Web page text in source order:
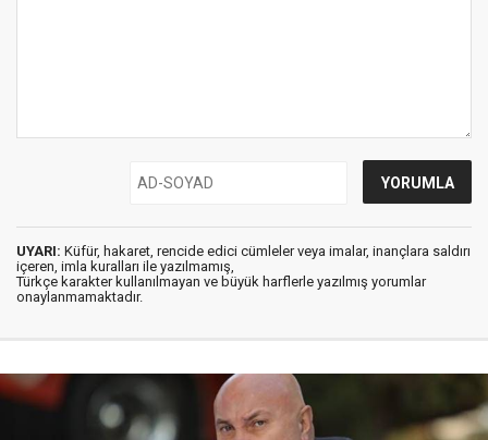
UYARI: Küfür, hakaret, rencide edici cümleler veya imalar, inançlara saldırı
içeren, imla kuralları ile yazılmamış,
Türkçe karakter kullanılmayan ve büyük harflerle yazılmış yorumlar
onaylanmamaktadır.